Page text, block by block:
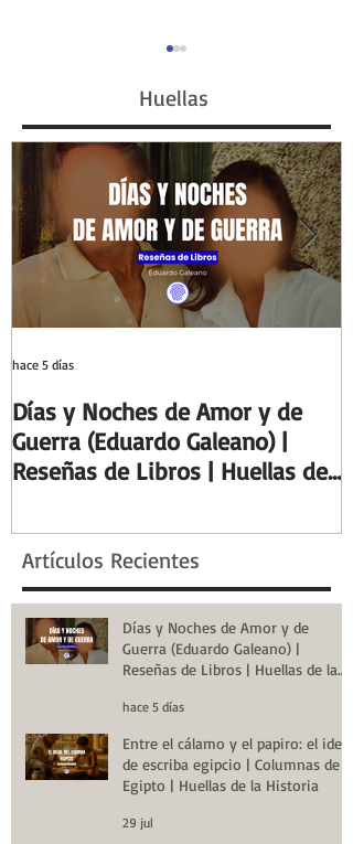
La unificación Italiana y
Alemana
Huellas
Días y Noches de Amor y de
Guerra (Eduardo Galeano) |
Reseñas de Libros | Huellas de
hace 5 días
Artículos Recientes
Días y Noches de Amor y de
Guerra (Eduardo Galeano) |
Reseñas de Libros | Huellas de la
hace 5 días
Entre el cálamo y el papiro: el ideal
de escriba egipcio | Columnas de
Egipto | Huellas de la Historia
29 jul